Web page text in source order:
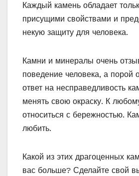
Каждый камень обладает
присущими свойствами и
некую защиту для человека.
Камни и минералы очень
поведение человека, а порой
ответ на несправедливость
менять свою окраску. К
относиться с бережностью.
любить.
Какой из этих драгоценных
вас больше? Сделайте свой